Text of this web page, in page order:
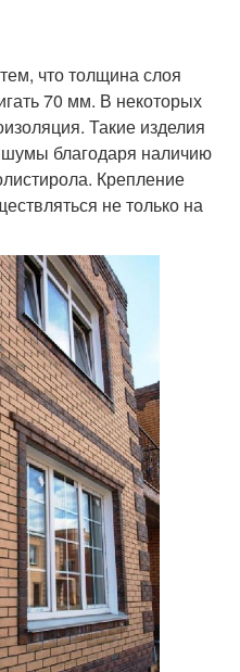
что толщина слоя
70 мм. В некоторых
Такие изделия
благодаря наличию
Крепление
не только на